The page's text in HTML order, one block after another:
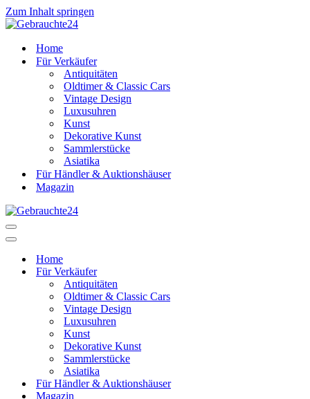
Zum Inhalt springen
Home
Für Verkäufer
Antiquitäten
Oldtimer & Classic Cars
Vintage Design
Luxusuhren
Kunst
Dekorative Kunst
Sammlerstücke
Asiatika
Für Händler & Auktionshäuser
Magazin
Navigationsmenü
Navigationsmenü
Home
Für Verkäufer
Antiquitäten
Oldtimer & Classic Cars
Vintage Design
Luxusuhren
Kunst
Dekorative Kunst
Sammlerstücke
Asiatika
Für Händler & Auktionshäuser
Magazin